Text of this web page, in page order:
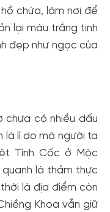
chứa, làm nơi để
lại màu trắng tinh
đẹp như ngọc của
chưa có nhiều dấu
là lí do mà người ta
Tình Cốc ở Mộc
là thảm thực
là địa điểm còn
Khoa vẫn giữ